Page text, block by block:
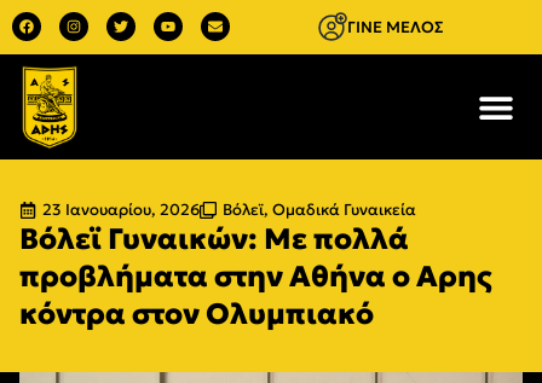
ΓΙΝΕ ΜΕΛΟΣ
23 Ιανουαρίου, 2026 Βόλεϊ, Ομαδικά Γυναικεία
Βόλεϊ Γυναικών: Με πολλά
προβλήματα στην Αθήνα ο Αρης
κόντρα στον Ολυμπιακό